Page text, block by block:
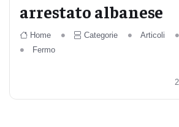
arrestato albanese
Home Categorie Articoli
Fermo